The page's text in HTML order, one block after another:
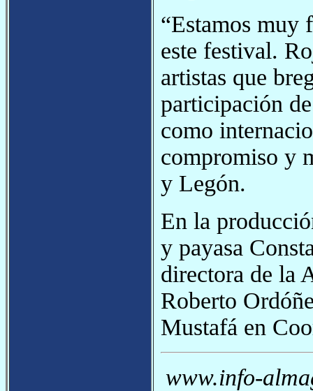
“Estamos muy
este festival.
artistas que
participación
como
compromiso y
y Legón.
En la
y payasa
directora de la
Roberto
Mustafá en
www.info-